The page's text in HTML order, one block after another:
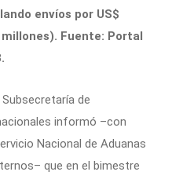
envíos por US$
Fuente: Portal
de
informó –con
Nacional de Aduanas
que en el bimestre